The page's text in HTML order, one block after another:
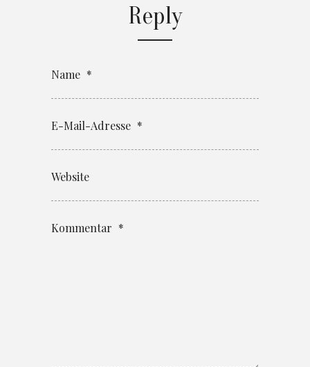
Reply
Name *
E-Mail-Adresse *
Website
Kommentar *